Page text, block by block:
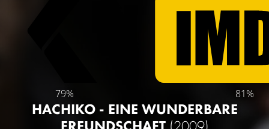
79% 81%
HACHIKO - EINE WUNDERBARE